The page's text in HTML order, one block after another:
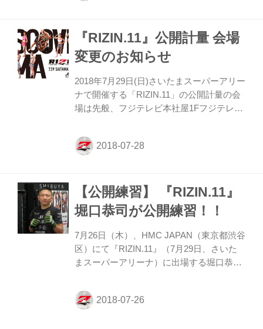
最高の記念になること間違いなしのグッズ
だ。 今大会の『RIZIN』× 選手コラボグッ
ズは、“MUTEKIのビッグマウス”KINGレイ
ナ選手のＴシャツが登場。キュート＆バイ
オレンスなキャラクターを見事に反映した
逸品だ。 さらに今大会からの新商品は新作
のTシャツだけでなく、ポケット...
『RIZIN.11』公開計量 会場
変更のお知らせ
2018年7月29日(日)さいたまスーパーアリー
ナで開催する「RIZIN.11」の公開計量の会
場は先般、フジテレビ本社屋1Fフジテレビ
お伝えしておりましたが、台風が接近して
おり悪天候が予想される為、中止となり、
為、会場が狭くなっております。会場内に
入れない場合もございます。予めご了承く
ださい。 ◆場所:ウェスティンホテル東京
B1F「楠」 〒153-8580東京都目黒区三田1-
4-1（恵比寿ガーデンプレイス内） なお、
公開計量はYouTubeでLIVE配信いたしま
【公開練習】 『RIZIN.11』
堀口恭司が公開練習！！
7月26日（木）、HMC JAPAN（東京都渋谷
区）にて『RIZIN.11』（7月29日、さいた
まスーパーアリーナ）に出場する堀口恭司
ンタム級チャンピオンとなった堀口恭司
は、5月6日に行われた『RIZIN.10』で元